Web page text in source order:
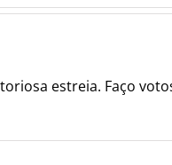
estreia. Faço